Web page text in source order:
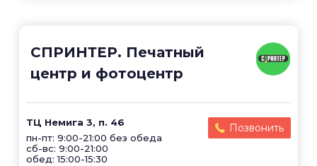
СПРИНТЕР. Печатный
центр и фотоцентр
ТЦ Немига 3, п. 46
пн-пт: 9:00-21:00 без обеда
сб-вс: 9:00-21:00
обед: 15:00-15:30
Позвонить